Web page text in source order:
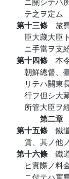
テ之ヲ定ム
第十三條 旅
臣大藏大臣
ニ手當ヲ支
第十四條 本
朝鮮總督、
リテハ關東
行フ但シ大
所管大臣ヲ
第二章
第十五條 鐵
賃、其ノ他
第十六條 鐵
ヒ實際ノ料